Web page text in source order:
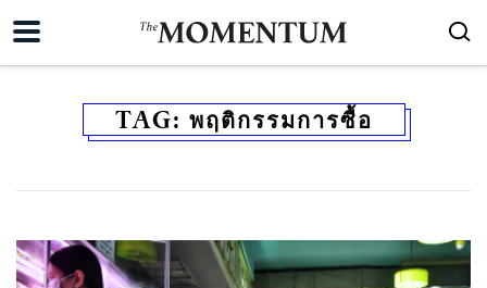
TAG: พฤติกรรมการซื้อ